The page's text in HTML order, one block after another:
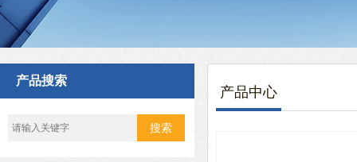
产品搜索
产品中心